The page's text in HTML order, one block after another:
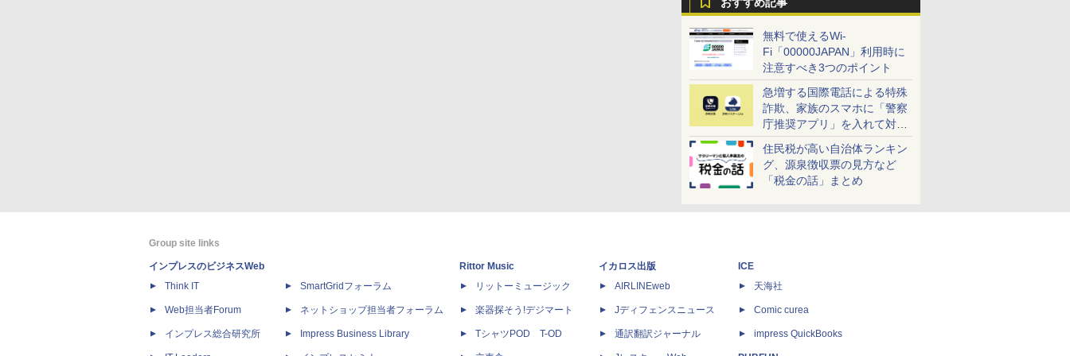
無料で使えるWi-
Fi「00000JAPAN」利用時に
注意すべき3つのポイント
急増する国際電話による特殊
詐欺、家族のスマホに「警察
庁推奨アプリ」を入れて対策
しよう！
住民税が高い自治体ランキン
グ、源泉徴収票の見方など
「税金の話」まとめ
Group site links
インプレスのビジネスWeb
Think IT
Web担当者Forum
インプレス総合研究所
SmartGridフォーラム
ネットショップ担当者フォーラム
Impress Business Library
Rittor Music
リットーミュージック
楽器探そう!デジマート
TシャツPOD T-OD
イカロス出版
AIRLINEweb
Jディフェンスニュース
通訳翻訳ジャーナル
ICE
天海社
Comic curea
impress QuickBooks